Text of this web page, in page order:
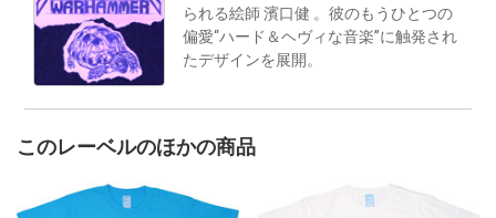
られる絵師 濱口健 。彼のもうひとつの
偏愛“ハード＆ヘヴィな音楽”に触発され
たデザインを展開。
このレーベルのほかの商品